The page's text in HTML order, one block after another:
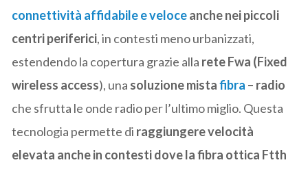
connettività affidabile e veloceanche nei piccoli
centri periferici, in contesti meno urbanizzati,
estendendo la copertura grazie alla rete Fwa (Fixed
wireless access), una soluzione mistafibra – radio
che sfrutta le onde radio per l’ultimo miglio. Questa
tecnologia permette di raggiungere velocità
elevata anche in contesti dove la fibra ottica Ftth